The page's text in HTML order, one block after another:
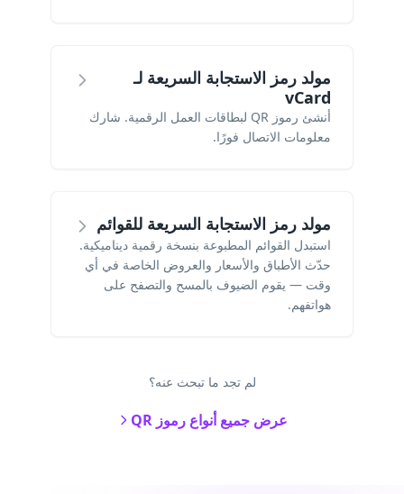
مولد رمز الاستجابة السريعة لـ
vCard
أنشئ رموز QR لبطاقات العمل الرقمية. شارك
معلومات الاتصال فورًا.
مولد رمز الاستجابة السريعة للقوائم
استبدل القوائم المطبوعة بنسخة رقمية ديناميكية.
حدّث الأطباق والأسعار والعروض الخاصة في أي
وقت — يقوم الضيوف بالمسح والتصفح على
هواتفهم.
لم تجد ما تبحث عنه؟
عرض جميع أنواع رموز QR